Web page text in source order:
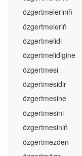
özgertmeleriniň
özgertmeleriň
özgertmelidi
özgertmelidigine
özgertmesi
özgertmesidir
özgertmesine
özgertmesini
özgertmesiniň
özgertmezden